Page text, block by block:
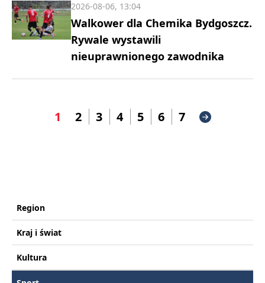
Walkower dla Chemika Bydgoszcz.
Rywale wystawili
nieuprawnionego zawodnika
2026-08-06, 13:04
1 2 3 4 5 6 7
Region
Kraj i świat
Kultura